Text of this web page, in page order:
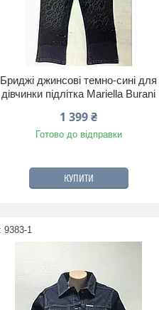
Бриджі джинсові темно-сині для
дівчинки підлітка Mariella Burani
1 399 ₴
Готово до відправки
КУПИТИ
9383-1